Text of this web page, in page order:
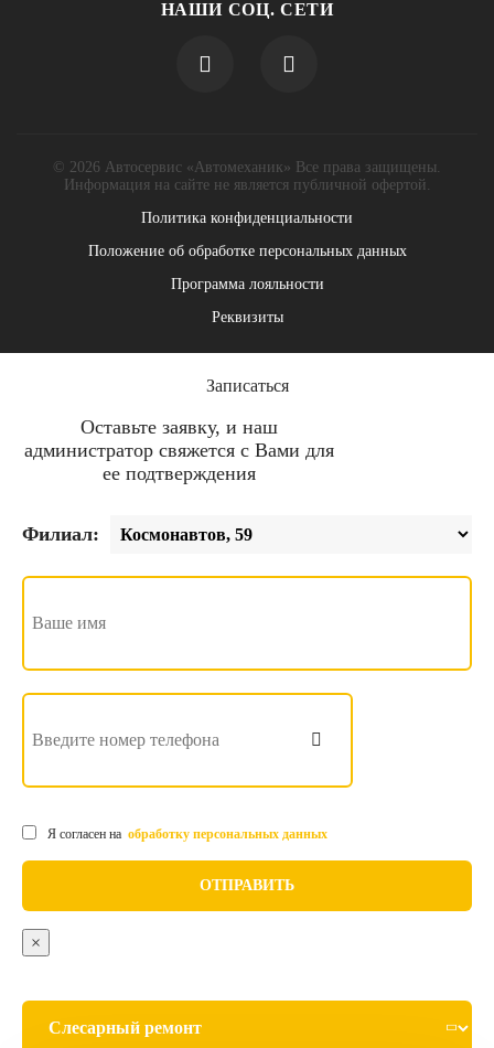
НАШИ СОЦ. СЕТИ
© 2026 Автосервис «Автомеханик» Все права защищены.
Информация на сайте не является публичной офертой.
Политика конфиденциальности
Положение об обработке персональных данных
Программа лояльности
Реквизиты
Записаться
Оставьте заявку, и наш
администратор свяжется с Вами для
ее подтверждения
Филиал:
Я согласен на обработку персональных данных
×